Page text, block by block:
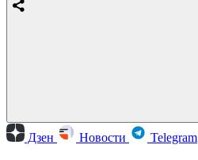
Дзен Новости Telegram